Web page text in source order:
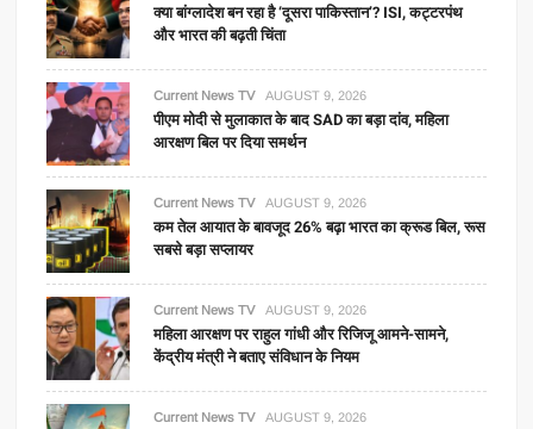
क्या बांग्लादेश बन रहा है ‘दूसरा पाकिस्तान’? ISI, कट्टरपंथ
और भारत की बढ़ती चिंता
Current News TV AUGUST 9, 2026
पीएम मोदी से मुलाकात के बाद SAD का बड़ा दांव, महिला
आरक्षण बिल पर दिया समर्थन
Current News TV AUGUST 9, 2026
कम तेल आयात के बावजूद 26% बढ़ा भारत का क्रूड बिल, रूस
सबसे बड़ा सप्लायर
Current News TV AUGUST 9, 2026
महिला आरक्षण पर राहुल गांधी और रिजिजू आमने-सामने,
केंद्रीय मंत्री ने बताए संविधान के नियम
Current News TV AUGUST 9, 2026